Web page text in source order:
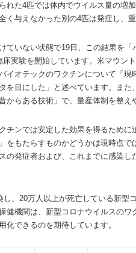
れた4匹では体内でウイルス量の増
く与えなかった別の4匹は発症し、
ていない状態で19日、この結果を
実験を開始しています。 米マウン
イオテックのワクチンについて「
を目にした」と述べています。また
からある技術」で、量産体制を整え
チンでは安定した効果を得るため
をもたらすものかどうかは現時点
の発症者および、これまでに感染
、20万人以上が死亡している新型
健機関は、新型コロナウイルスの
化できるのを期待しています。